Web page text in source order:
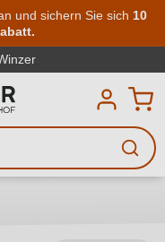
springen
und sichern Sie sich 10
Wein